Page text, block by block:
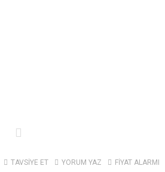
TAVSİYE ET YORUM YAZ FİYAT ALARMI